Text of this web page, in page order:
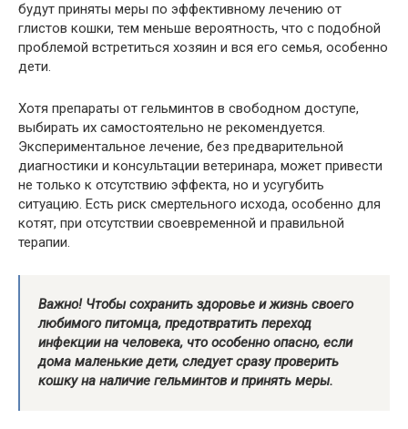
будут приняты меры по эффективному лечению от
глистов кошки, тем меньше вероятность, что с подобной
проблемой встретиться хозяин и вся его семья, особенно
дети.
Хотя препараты от гельминтов в свободном доступе,
выбирать их самостоятельно не рекомендуется.
Экспериментальное лечение, без предварительной
диагностики и консультации ветеринара, может привести
не только к отсутствию эффекта, но и усугубить
ситуацию. Есть риск смертельного исхода, особенно для
котят, при отсутствии своевременной и правильной
терапии.
Важно! Чтобы сохранить здоровье и жизнь своего
любимого питомца, предотвратить переход
инфекции на человека, что особенно опасно, если
дома маленькие дети, следует сразу проверить
кошку на наличие гельминтов и принять меры.